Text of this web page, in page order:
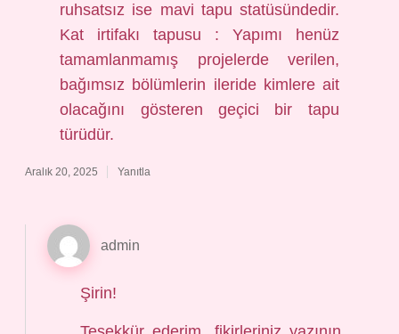
ruhsatsız ise mavi tapu statüsündedir.
Kat irtifakı tapusu : Yapımı henüz
tamamlanmamış projelerde verilen,
bağımsız bölümlerin ileride kimlere ait
olacağını gösteren geçici bir tapu
türüdür.
Aralık 20, 2025 Yanıtla
admin
Şirin!